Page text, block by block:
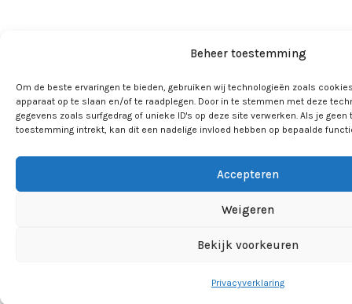
Beheer toestemming
Om de beste ervaringen te bieden, gebruiken wij technologieën zoals
apparaat op te slaan en/of te raadplegen. Door in te stemmen met deze
gegevens zoals surfgedrag of unieke ID's op deze site verwerken. Als je
toestemming intrekt, kan dit een nadelige invloed hebben op bepaalde
Accepteren
Weigeren
Bekijk voorkeuren
Privacyverklaring